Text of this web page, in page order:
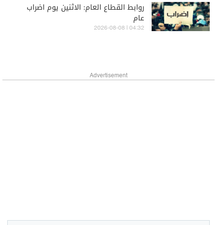
روابط القطاع العام: الاثنين يوم اضراب
عام
04:32 | 2026-08-08
Advertisement